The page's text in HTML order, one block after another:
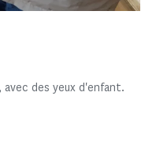
des yeux d'enfant.